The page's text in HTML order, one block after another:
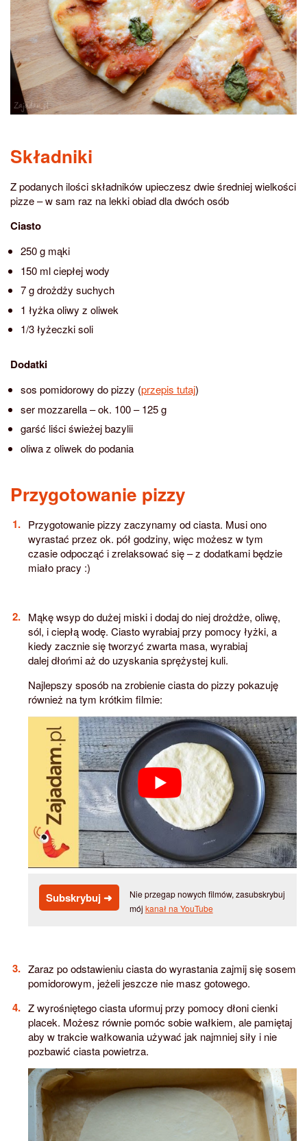
Składniki
Z podanych ilości składników upieczesz dwie średniej wielkości
pizze – w sam raz na lekki obiad dla dwóch osób
Ciasto
250 g mąki
150 ml ciepłej wody
7 g drożdży suchych
1 łyżka oliwy z oliwek
1/3 łyżeczki soli
Dodatki
sos pomidorowy do pizzy (przepis tutaj)
ser mozzarella – ok. 100 – 125 g
garść liści świeżej bazylii
oliwa z oliwek do podania
Przygotowanie pizzy
Przygotowanie pizzy zaczynamy od ciasta. Musi ono
wyrastać przez ok. pół godziny, więc możesz w tym
czasie odpocząć i zrelaksować się – z dodatkami będzie
miało pracy :)
Mąkę wsyp do dużej miski i dodaj do niej drożdże, oliwę,
sól, i ciepłą wodę. Ciasto wyrabiaj przy pomocy łyżki, a
kiedy zacznie się tworzyć zwarta masa, wyrabiaj
dalej dłońmi aż do uzyskania sprężystej kuli.
Najlepszy sposób na zrobienie ciasta do pizzy pokazuję
również na tym krótkim filmie:
Subskrybuj ➜
Nie przegap nowych filmów, zasubskrybuj
mój kanał na YouTube
Zaraz po odstawieniu ciasta do wyrastania zajmij się sosem
pomidorowym, jeżeli jeszcze nie masz gotowego.
Z wyrośniętego ciasta uformuj przy pomocy dłoni cienki
placek. Możesz równie pomóc sobie wałkiem, ale pamiętaj
aby w trakcie wałkowania używać jak najmniej siły i nie
pozbawić ciasta powietrza.